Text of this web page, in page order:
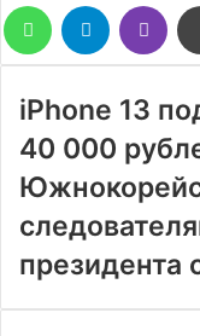
WhatsAppTelegram Viber
iPhone 13
40 000
президента